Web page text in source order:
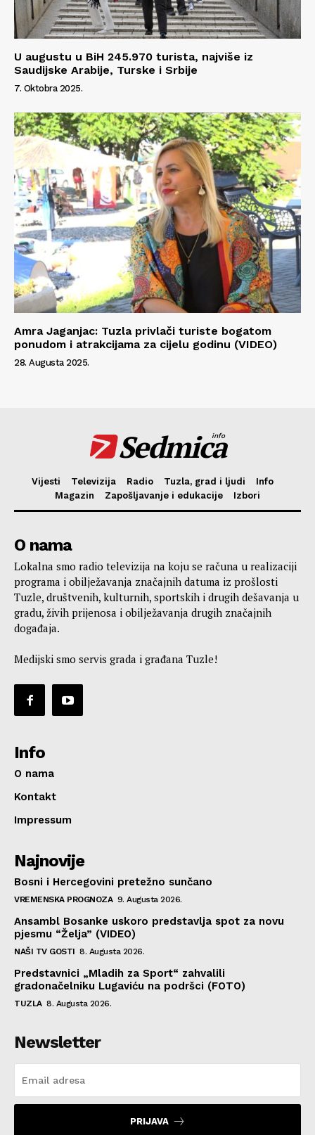
U augustu u BiH 245.970 turista, najviše iz
Saudijske Arabije, Turske i Srbije
7. Oktobra 2025.
Amra Jaganjac: Tuzla privlači turiste bogatom
ponudom i atrakcijama za cijelu godinu (VIDEO)
28. Augusta 2025.
Sedmica
info
Vijesti Televizija Radio Tuzla, grad i ljudi
Info
Magazin
Zapošljavanje i edukacije Izbori
O nama
Lokalna smo radio televizija na koju se računa u realizaciji
programa i obilježavanja značajnih datuma iz prošlosti
Tuzle, društvenih, kulturnih, sportskih i drugih dešavanja u
gradu, živih prijenosa i obilježavanja drugih značajnih
događaja.
Medijski smo servis grada i građana Tuzle!
Info
O nama
Kontakt
Impressum
Najnovije
Bosni i Hercegovini pretežno sunčano
VREMENSKA PROGNOZA 9. Augusta 2026.
Ansambl Bosanke uskoro predstavlja spot za novu
pjesmu “Želja” (VIDEO)
NAŠI TV GOSTI 8. Augusta 2026.
Predstavnici „Mladih za Sport“ zahvalili
gradonačelniku Lugaviću na podršci (FOTO)
TUZLA 8. Augusta 2026.
Newsletter
PRIJAVA